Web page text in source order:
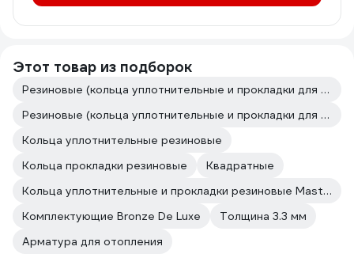
Этот товар из подборок
Резиновые (кольца уплотнительные и прокладки для радиаторов отопления)
Резиновые (кольца уплотнительные и прокладки для радиаторов отопления)
Кольца уплотнительные резиновые
Кольца прокладки резиновые
Квадратные
Кольца уплотнительные и прокладки резиновые MasterProf
Комплектующие Bronze De Luxe
Толщина 3.3 мм
Арматура для отопления